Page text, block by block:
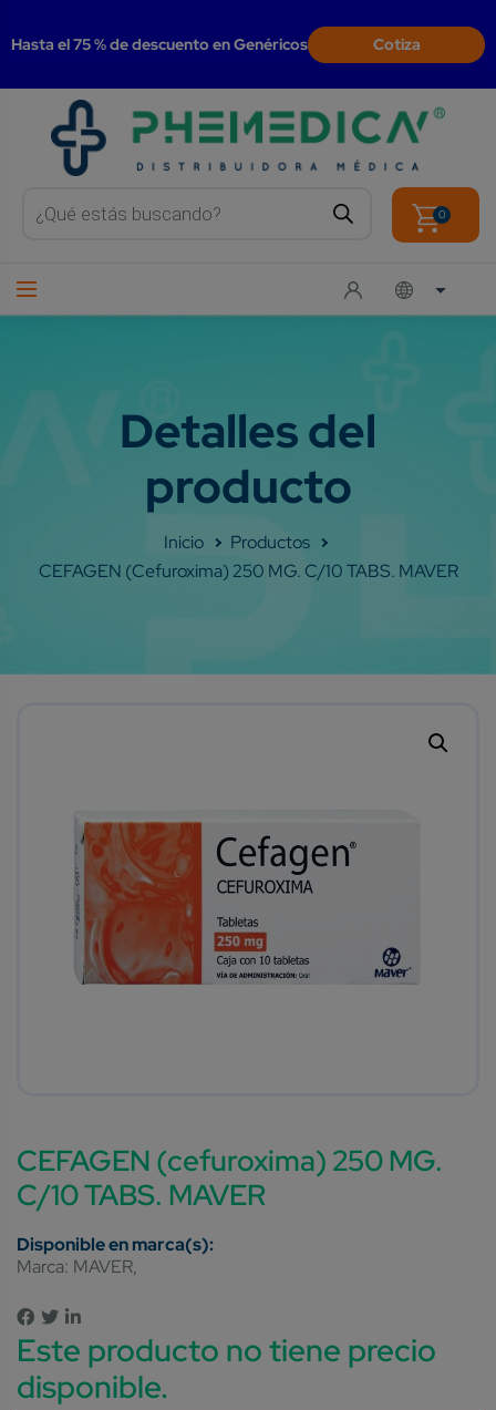
Hasta el 75 % de descuento en Genéricos Cotiza
search 0
Shop
CEFAGEN (cefuroxima) 250 MG. C/10 TABS. MAVER
CEFAGEN (cefuroxima) 250 MG.
C/10 TABS. MAVER
Marca: MAVER
Este producto no tiene precio
disponible.